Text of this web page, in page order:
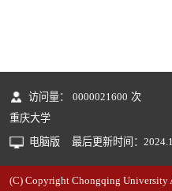
访问量： 0000021600 次
重庆大学
电脑版
最后更新时间： 2024.
(C) Copyright Chongqing University